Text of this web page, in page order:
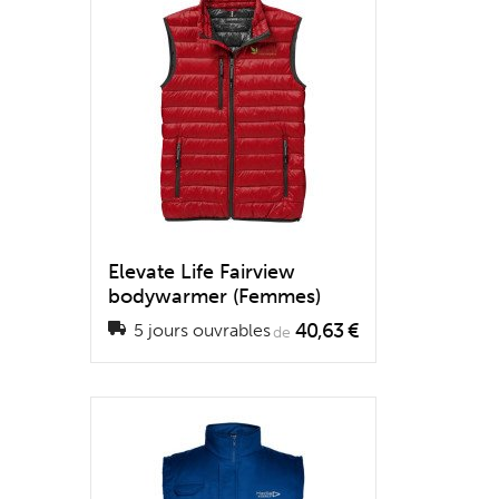
Elevate Life Fairview
bodywarmer (Femmes)
5 jours ouvrablesde 40,63 €